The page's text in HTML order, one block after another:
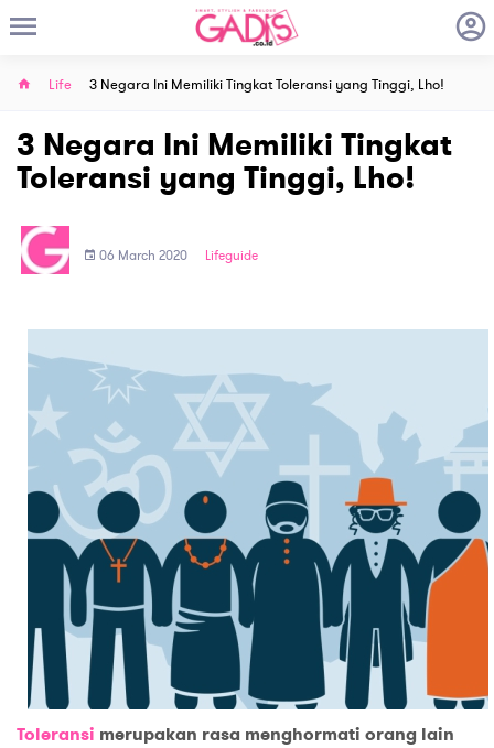
Life 3 Negara Ini Memiliki Tingkat Toleransi yang Tinggi, Lho!
3 Negara Ini Memiliki Tingkat
Toleransi yang Tinggi, Lho!
06 March 2020 Lifeguide
Toleransi merupakan rasa menghormati orang lain